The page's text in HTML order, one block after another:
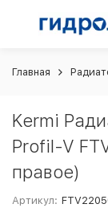
Главная
Kermi
Profil-V
правое)
Артикул: